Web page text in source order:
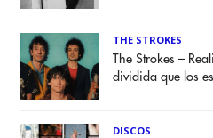
THE STROKES
The Strokes –
dividida que los
DISCOS